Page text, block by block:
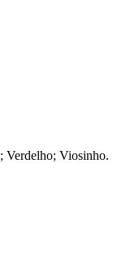
Verdelho; Viosinho.